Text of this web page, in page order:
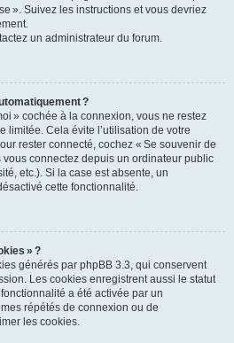
». Suivez les instructions et vous devriez
un administrateur du forum.
?
» cochée à la connexion, vous ne restez
limitée. Cela évite l’utilisation de votre
rester connecté, cochez « Se souvenir de
vous connectez depuis un ordinateur public
etc.). Si la case est absente, un
cette fonctionnalité.
» ?
générés par phpBB 3.3, qui conservent
Les cookies enregistrent aussi le statut
a été activée par un
répétés de connexion ou de
les cookies.